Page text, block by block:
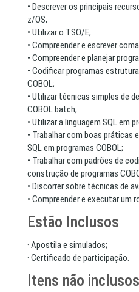
• Descrever os principais
z/OS;
• Utilizar o TSO/E;
• Compreender e escrever
• Compreender e planejar
• Codificar programas
COBOL;
• Utilizar técnicas simples de
COBOL batch;
• Utilizar a linguagem SQL em
• Trabalhar com boas práticas
SQL em programas COBOL;
• Trabalhar com padrões de
construção de programas
• Discorrer sobre técnicas de
• Compreender e executar um
Estão Inclusos
· Apostila e simulados;
· Certificado de participação.
Itens não inclusos